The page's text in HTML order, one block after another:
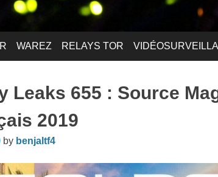
WAREZ RELAYS TOR
Leaks 655 : Source
2019
by benjaltf4